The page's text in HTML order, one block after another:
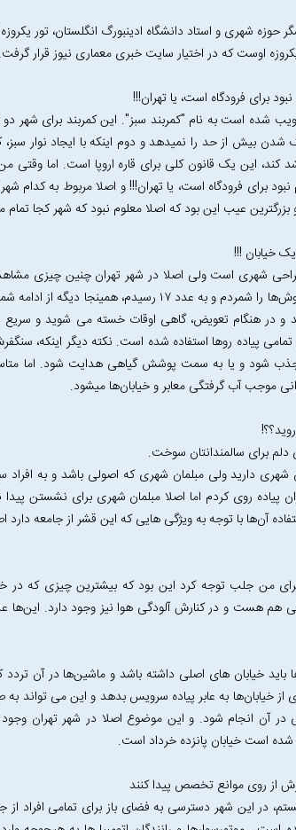
حوزه شهری و استاد دانشگاه ادینبورگ انگلستان‌، تور
اوست که در اختیار سایت خبری معماری نیوز قرار گرفت.
برای فرودگاه است، یا تهران!!!
شده است به نام "کمربند سبز". این کمربند برای شهر
بیش از حد را نمیدهد و دوم اینکه با ایجاد نوار
این یک قانون کلی برای قاره اروپا است. اما وقتی
نبود برای فرودگاه است، یا تهران!!! و اصلا مربوط به
عیب این بود که اصلا معلوم نبود که شهر کجا
شهری است ولی اصلا در شهر تهران چنین چیزی
(انقلاب - آزادی)‌، تعداد کفپوش‌ها را شمردم و به عدد
و در هنگام تعویض، گاهی اوقات خسته می شوید و سریع
پیاده رو‌ها استفاده شده است. نکته دیگر اینکه،
شود و یا به سمت پوشش گیاهی هدایت شود. اما
موجب آب گرفتگی معابر و خیابان‌ها میشود.
برای سالمندانتان سوخت.
شهری دارید ولی مبلمان شهری که اصولی باشد و به
پیاده روی کردم اما اصلا مبلمان شهری برای نشستن
آن‌ها با توجه به ویژگی هایی که این قشر از جامعه دارد
من جلب توجه کرد این بود که بیشترین چیزی که در
هست و در کنارش آلودگی هوا نیز وجود دارد. این‌ها
خیابان های اصلی داشته باشد و ماشین‌ها در آن تردد
خیابان‌ها به عابر پیاده سرویس بدهد و این می تواند به
آن انجام شود. و این موضوع اصلا در شهر تهران وجود
شده است خیابان پانزده خرداد است.
از روی موانع تخصص پیدا کنند
در این شهر دسترسی به فضای باز برای تمامی افراد از